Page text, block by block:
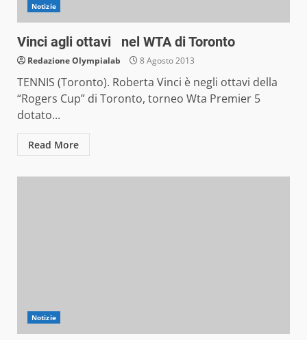
Notizie
Vinci agli ottavi nel WTA di Toronto
Redazione Olympialab 8 Agosto 2013
TENNIS (Toronto). Roberta Vinci è negli ottavi della
“Rogers Cup” di Toronto, torneo Wta Premier 5
dotato...
Read More
Notizie